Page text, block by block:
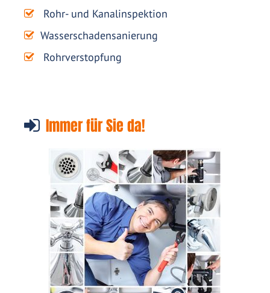
Rohr- und Kanalinspektion
Wasserschadensanierung
Rohrverstopfung
Immer für Sie da!